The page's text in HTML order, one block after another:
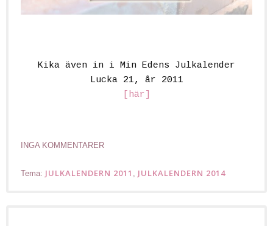
Kika även in i Min Edens Julkalender
Lucka 21, år 2011
[här]
INGA KOMMENTARER
Tema: JULKALENDERN 2011 , JULKALENDERN 2014